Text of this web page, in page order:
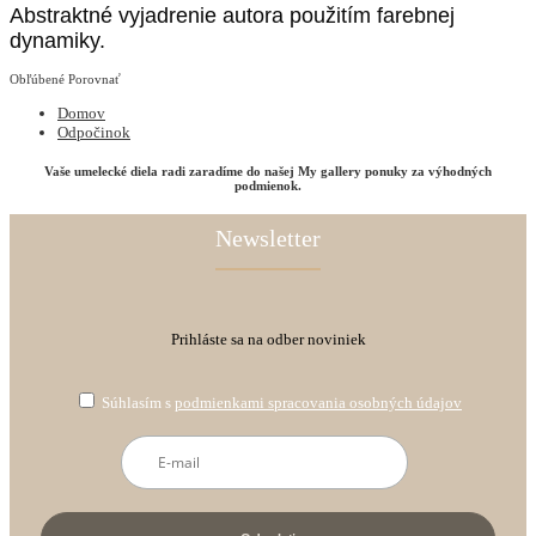
Abstraktné vyjadrenie autora použitím farebnej
dynamiky.
Obľúbené Porovnať
Domov
Odpočinok
Vaše umelecké diela radi zaradíme do našej My gallery ponuky za výhodných
podmienok.
Newsletter
Prihláste sa na odber noviniek
Súhlasím s podmienkami spracovania osobných údajov